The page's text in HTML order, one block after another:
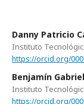
Danny Patricio
Instituto
https://orcid.org/
Benjamín
Instituto
https://orcid.org/